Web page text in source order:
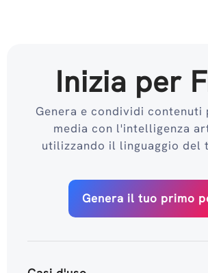
Inizia per
Genera e condividi contenuti
media con l'intelligenza
utilizzando il linguaggio del
Genera il tuo primo